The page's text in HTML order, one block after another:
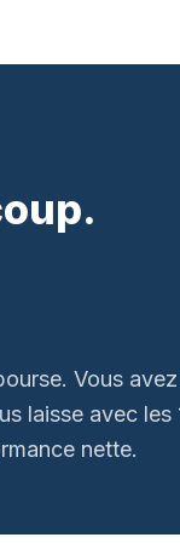
Vous avez
laisse avec les
nette.